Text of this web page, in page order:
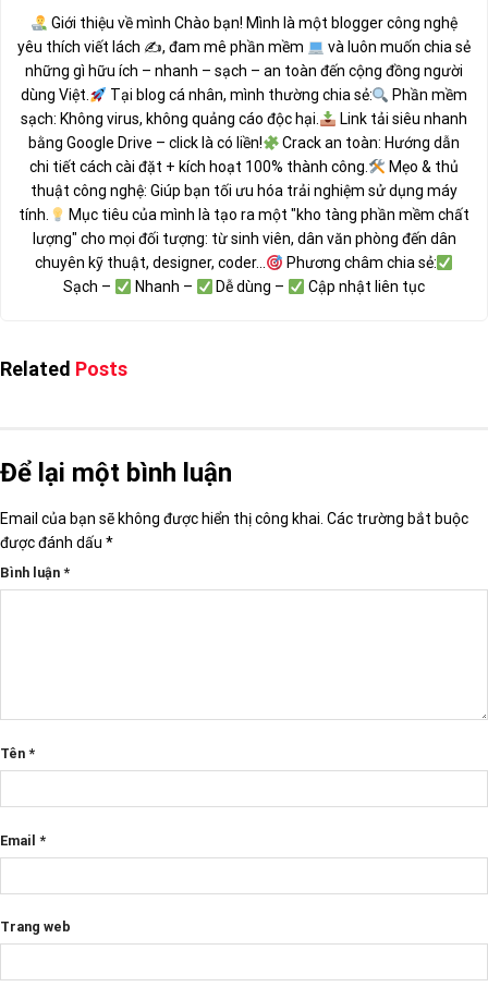
Giới thiệu về mình Chào bạn! Mình là một blogger công nghệ
yêu thích viết lách ✍, đam mê phần mềm
và luôn muốn chia sẻ
những gì hữu ích – nhanh – sạch – an toàn đến cộng đồng người
dùng Việt.
Tại blog cá nhân, mình thường chia sẻ:
Phần mềm
sạch: Không virus, không quảng cáo độc hại.
Link tải siêu nhanh
bằng Google Drive – click là có liền!
Crack an toàn: Hướng dẫn
chi tiết cách cài đặt + kích hoạt 100% thành công.
Mẹo & thủ
thuật công nghệ: Giúp bạn tối ưu hóa trải nghiệm sử dụng máy
tính.
Mục tiêu của mình là tạo ra một "kho tàng phần mềm chất
lượng" cho mọi đối tượng: từ sinh viên, dân văn phòng đến dân
chuyên kỹ thuật, designer, coder...
Phương châm chia sẻ:
Sạch –
Nhanh – Dễ dùng – Cập nhật liên tục
Related Posts
Để lại một bình luận
Email của bạn sẽ không được hiển thị công khai. Các trường bắt buộc
được đánh dấu *
Bình luận *
Tên *
Email *
Trang web